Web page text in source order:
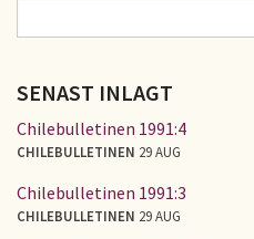
SÖKFORMULÄR
SENAST INLAGT
Chilebulletinen 1991:4
CHILEBULLETINEN 29 AUG
Chilebulletinen 1991:3
CHILEBULLETINEN 29 AUG